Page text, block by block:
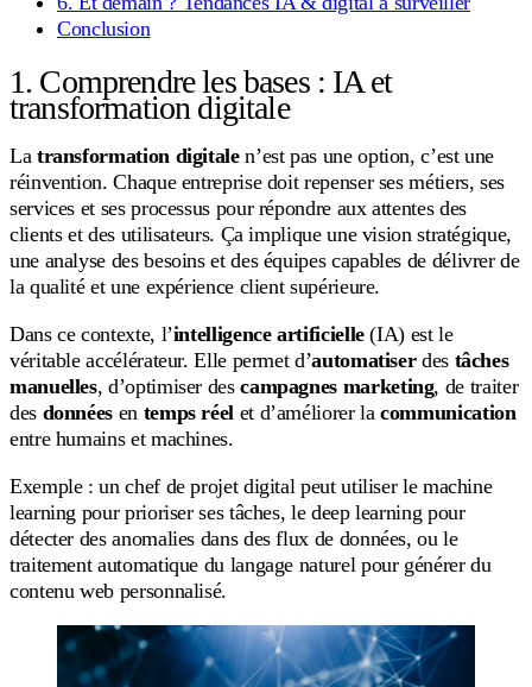
Conclusion
1. Comprendre les bases : IA et
transformation digitale
La transformation digitalen’est pas une option, c’est une
réinvention. Chaque entreprise doit repenser ses métiers, ses
services et ses processus pour répondre aux attentes des
clients et des utilisateurs. Ça implique une vision stratégique,
une analyse des besoins et des équipes capables de délivrer de
la qualité et une expérience client supérieure.
Dans ce contexte, l’intelligence artificielle(IA) est le
véritable accélérateur. Elle permet d’automatiserdes tâches
manuelles, d’optimiser descampagnes marketing, de traiter
des données en temps réel et d’améliorer lacommunication
entre humains et machines.
Exemple : un chef de projet digital peut utiliser le machine
learning pour prioriser ses tâches, le deep learning pour
détecter des anomalies dans des flux de données, ou le
traitement automatique du langage naturel pour générer du
contenu web personnalisé.